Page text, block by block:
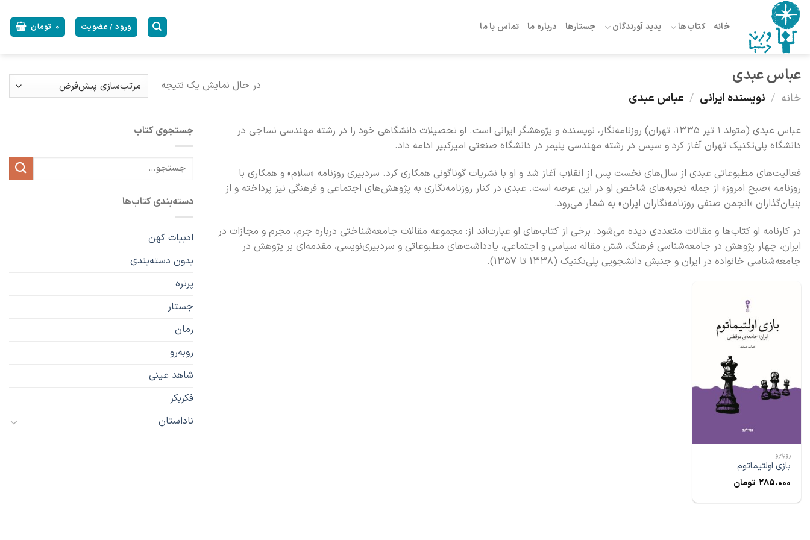
Skip
content
خانه کتاب‌ها پدید آورندگان جستارها درباره ما تماس با ما ورود / عضویت 0 تومان
عباس عبدی
خانه / نویسنده ایرانی / عباس عبدی
در حال نمایش یک نتیجه
عباس عبدی (متولد ۱ تیر ۱۳۳۵، تهران) روزنامه‌نگار، نویسنده و پژوهشگر ایرانی است. او تحصیلات دانشگاهی خود را در رشته مهندسی نساجی در
دانشگاه پلی‌تکنیک تهران آغاز کرد و سپس در رشته مهندسی پلیمر در دانشگاه صنعتی امیرکبیر ادامه داد.
فعالیت‌های مطبوعاتی عبدی از سال‌های نخست پس از انقلاب آغاز شد و او با نشریات گوناگونی همکاری کرد. سردبیری روزنامه «سلام» و همکاری با
روزنامه «صبح امروز» از جمله تجربه‌های شاخص او در این عرصه است. عبدی در کنار روزنامه‌نگاری به پژوهش‌های اجتماعی و فرهنگی نیز پرداخته و از
بنیان‌گذاران «انجمن صنفی روزنامه‌نگاران ایران» به شمار می‌رود.
در کارنامه او کتاب‌ها و مقالات متعددی دیده می‌شود. برخی از کتاب‌های او عبارت‌اند از: مجموعه مقالات جامعه‌شناختی درباره جرم، مجرم و مجازات در
ایران، چهار پژوهش در جامعه‌شناسی فرهنگ، شش مقاله سیاسی و اجتماعی، یادداشت‌های مطبوعاتی و سردبیری‌نویسی، مقدمه‌ای بر پژوهش در
جامعه‌شناسی خانواده در ایران و جنبش دانشجویی پلی‌تکنیک (۱۳۳۸ تا ۱۳۵۷).
رو‌به‌رو
بازی اولتیماتوم
285.000 تومان
جستجوی کتاب
جستجو
برای:
دسته‌بندی کتاب‌ها
ادبیات کهن
بدون دسته‌بندی
پرتره
جستار
رمان
رو‌به‌رو
شاهد عینی
فکربکر
ناداستان